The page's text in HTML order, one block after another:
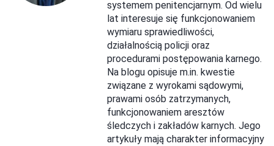
systemem penitencjarnym. Od wielu
lat interesuje się funkcjonowaniem
wymiaru sprawiedliwości,
działalnością policji oraz
procedurami postępowania karnego.
Na blogu opisuje m.in. kwestie
związane z wyrokami sądowymi,
prawami osób zatrzymanych,
funkcjonowaniem aresztów
śledczych i zakładów karnych. Jego
artykuły mają charakter informacyjny